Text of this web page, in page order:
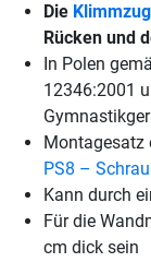
Die
Rücken und
In Polen
12346:2001
Montagesatz
PS8 –
Kann durch
Für die
cm dick sein